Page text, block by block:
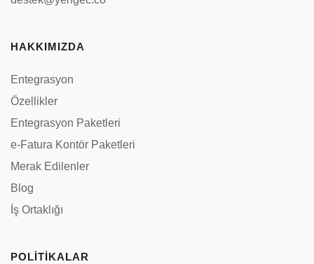
HAKKIMIZDA
Entegrasyon
Özellikler
Entegrasyon Paketleri
e-Fatura Kontör Paketleri
Merak Edilenler
Blog
İş Ortaklığı
POLİTİKALAR